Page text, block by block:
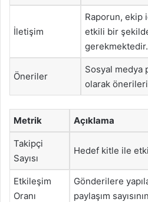
İletişim
Raporun, ekip
etkili bir
gerekmektedir.
Öneriler
Sosyal medya
olarak
Metrik Açıklama
Takipçi
Sayısı
Hedef kitle ile
Etkileşim
Oranı
Gönderilere
paylaşım